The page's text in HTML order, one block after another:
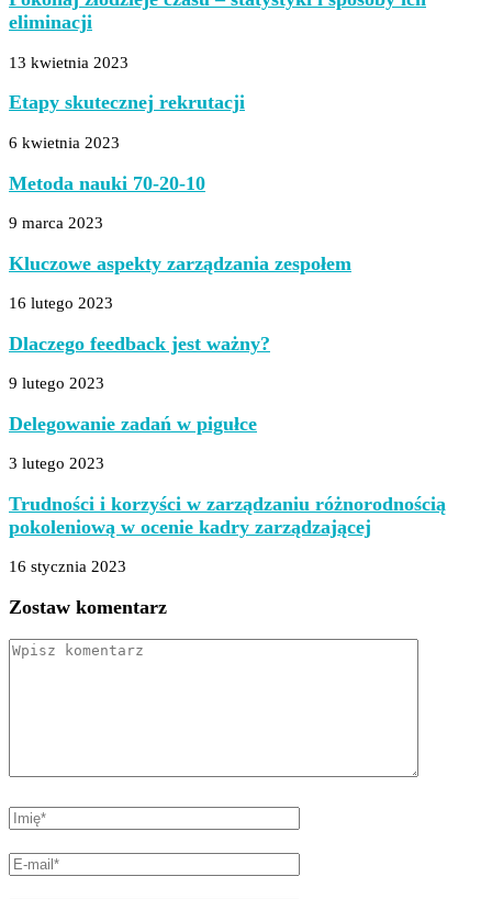
eliminacji
13 kwietnia 2023
Etapy skutecznej rekrutacji
6 kwietnia 2023
Metoda nauki 70-20-10
9 marca 2023
Kluczowe aspekty zarządzania zespołem
16 lutego 2023
Dlaczego feedback jest ważny?
9 lutego 2023
Delegowanie zadań w pigułce
3 lutego 2023
Trudności i korzyści w zarządzaniu różnorodnością
pokoleniową w ocenie kadry zarządzającej
16 stycznia 2023
Zostaw komentarz